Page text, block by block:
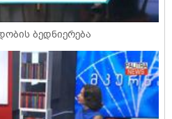
ბედნიერება